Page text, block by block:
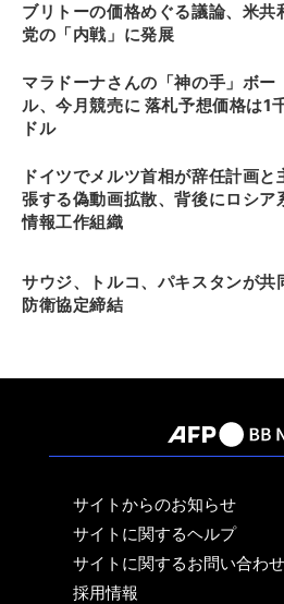
ブリトーの価格めぐる議論、米共
党の「内戦」に発展
マラドーナさんの「神の手」ボー
ル、今月競売に 落札予想価格は1
ドル
ドイツでメルツ首相が辞任計画と
張する偽動画拡散、背後にロシア
情報工作組織
サウジ、トルコ、パキスタンが共
防衛協定締結
サイトからのお知らせ
サイトに関するヘルプ
サイトに関するお問い合わせ
採用情報